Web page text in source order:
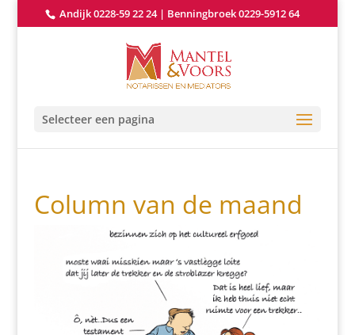
Andijk 0228-59 22 24| Benningbroek 0229-5912 64
Selecteer een pagina
Column van de maand